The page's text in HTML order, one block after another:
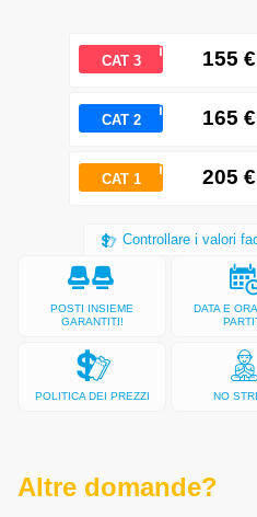
ℹ
CAT 3 155 €
ℹ
CAT 2 165 €
ℹ
CAT 1 205 €
Controllare i valori
POSTI INSIEME
GARANTITI!
DATA E
POLITICA DEI PREZZI NO
Altre domande?